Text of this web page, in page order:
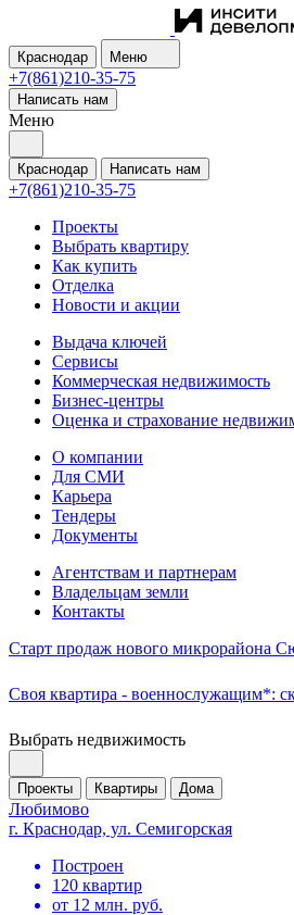
Краснодар Меню
+7(861)210-35-75
Написать нам
Меню
Краснодар Написать нам
+7(861)210-35-75
Проекты
Выбрать квартиру
Как купить
Отделка
Новости и акции
Выдача ключей
Сервисы
Коммерческая недвижимость
Бизнес-центры
Оценка и страхование
О компании
Для СМИ
Карьера
Тендеры
Документы
Агентствам и партнерам
Владельцам земли
Контакты
Старт продаж нового микрорайона
Своя квартира - военнослужащим*:
Выбрать недвижимость
Проекты Квартиры Дома
Любимово
г. Краснодар, ул. Семигорская
Построен
120 квартир
от 12 млн. руб.